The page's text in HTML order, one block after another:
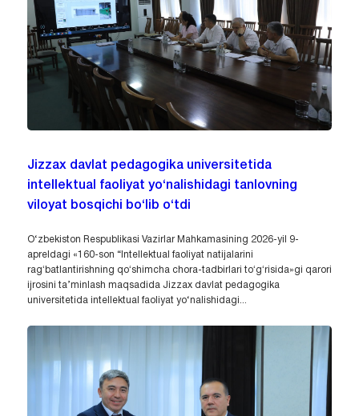
Jizzax davlat pedagogika universitetida
intellektual faoliyat yo‘nalishidagi tanlovning
viloyat bosqichi bo‘lib o‘tdi
O‘zbekiston Respublikasi Vazirlar Mahkamasining 2026-yil 9-
apreldagi «160-son “Intellektual faoliyat natijalarini
ragʻbatlantirishning qoʻshimcha chora-tadbirlari toʻgʻrisida»gi qarori
ijrosini ta’minlash maqsadida Jizzax davlat pedagogika
universitetida intellektual faoliyat yo‘nalishidagi...